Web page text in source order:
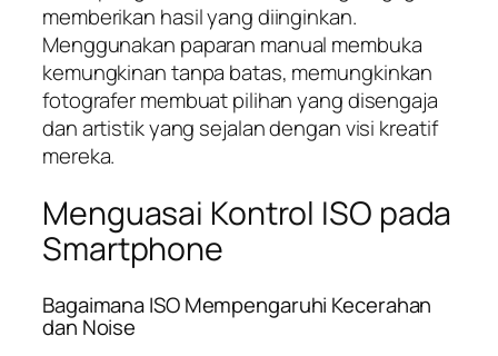
memberikan hasil yang diinginkan.
Menggunakan paparan manual membuka
kemungkinan tanpa batas, memungkinkan
fotografer membuat pilihan yang disengaja
dan artistik yang sejalan dengan visi kreatif
mereka.
Menguasai Kontrol ISO pada
Smartphone
Bagaimana ISO Mempengaruhi Kecerahan
dan Noise